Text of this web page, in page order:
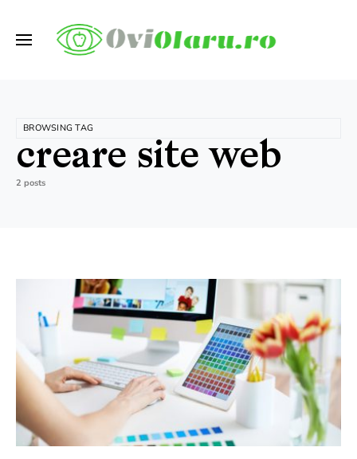
BROWSING TAG
creare site web
2 posts